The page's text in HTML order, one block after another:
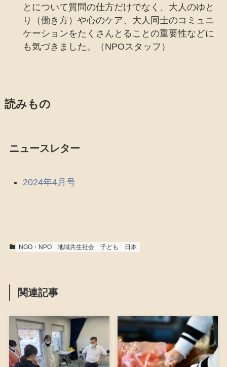
とについて質問の仕方だけでなく、大人のゆと
り（働き方）や心のケア、大人同士のコミュニ
ケーションをたくさんとることの重要性などに
も気づきました。（NPOスタッフ）
読みもの
ニュースレター
2024年4月号
NGO・NPO 地域共生社会 子ども 日本
関連記事